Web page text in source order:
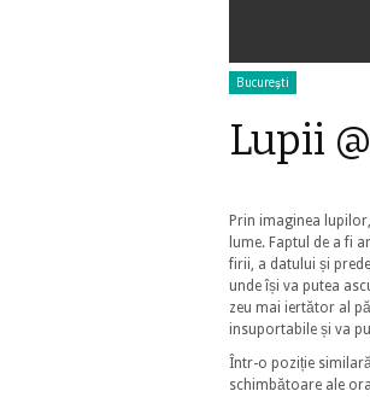
Bucureşti
Lupii
Prin imaginea
lume. Faptul de a fi
firii, a datului și
unde își va putea
zeu mai iertător al
insuportabile și va
Într-o poziție
schimbătoare ale